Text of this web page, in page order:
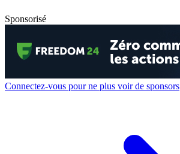
Sponsorisé
Connectez-vous pour ne plus voir de sponsors